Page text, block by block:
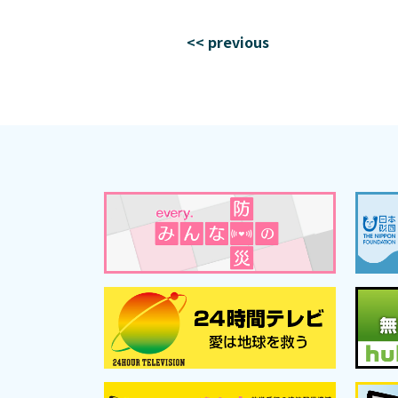
<< previous